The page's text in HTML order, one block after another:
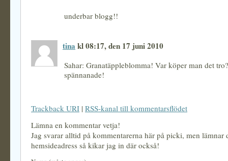
underbar blogg!!
tina kl 08:17, den 17 juni 2010
Sahar: Granatäppleblomma! Var köper man det
spännanade!
Trackback URI | RSS-kanal till kommentarsflödet
Lämna en kommentar vetja!
Jag svarar alltid på kommentarerna här på picki, men lämnar
hemsideadress så kikar jag in där också!